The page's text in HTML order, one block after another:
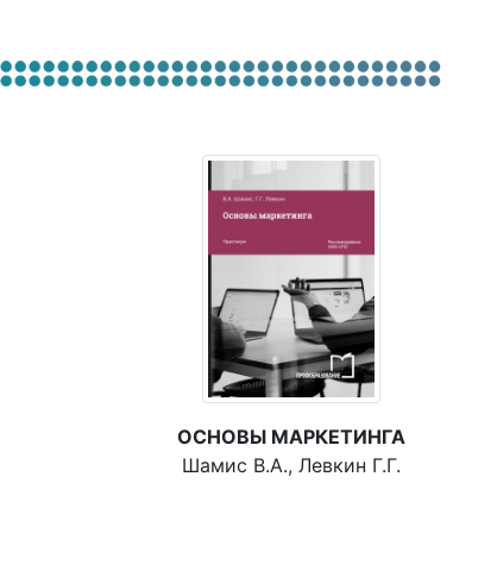
ОСНОВЫ МАРКЕТИНГА
Шамис В.А., Левкин Г.Г.